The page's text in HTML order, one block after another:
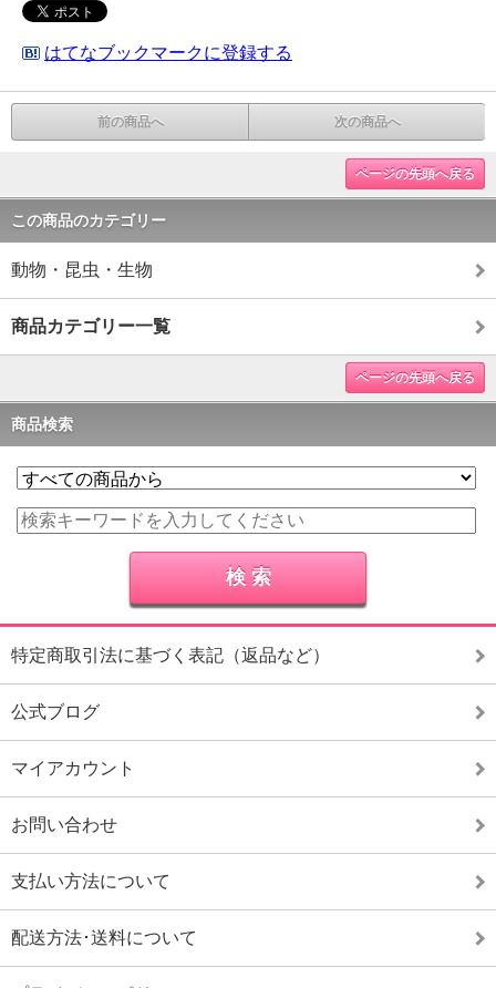
はてなブックマークに登録する
前の商品へ 次の商品へ
ページの先頭へ戻る
この商品のカテゴリー
動物・昆虫・生物
商品カテゴリー一覧
ページの先頭へ戻る
商品検索
特定商取引法に基づく表記（返品など）
公式ブログ
マイアカウント
お問い合わせ
支払い方法について
配送方法･送料について